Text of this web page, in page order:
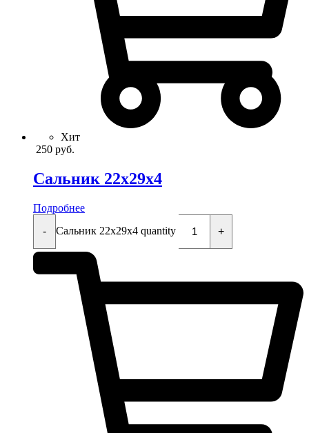
Хит
250 руб.
Сальник 22x29x4
Подробнее
-
Сальник 22x29x4 quantity +